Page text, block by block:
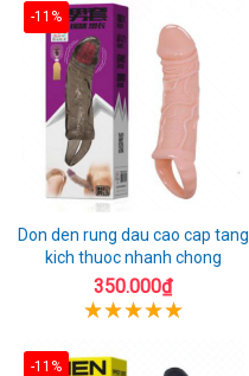
-11%
Don den rung dau cao cap tang
kich thuoc nhanh chong
350.000₫
-11%